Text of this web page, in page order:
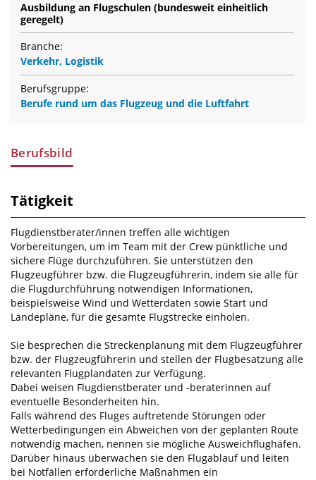
Ausbildung an Flugschulen (bundesweit einheitlich
geregelt)
Branche:
Verkehr, Logistik
Berufsgruppe:
Berufe rund um das Flugzeug und die Luftfahrt
Berufsbild
Tätigkeit
Flugdienstberater/innen treffen alle wichtigen
Vorbereitungen, um im Team mit der Crew pünktliche und
sichere Flüge durchzuführen. Sie unterstützen den
Flugzeugführer bzw. die Flugzeugführerin, in­dem sie alle für
die Flugdurchführung notwendigen Informationen,
beispielsweise Wind­ und Wetterda­ten sowie Start­ und
Landepläne, für die gesamte Flugstrecke einholen.
Sie besprechen die Streckenplanung mit dem Flugzeugführer
bzw. der Flugzeugführerin und stellen der Flugbesatzung alle
relevanten Flugplandaten zur Verfügung.
Dabei weisen Flugdienstberater und ‑beraterinnen auf
eventuelle Besonderheiten hin.
Falls während des Fluges auftretende Störungen oder
Wetterbedingungen ein Abweichen von der geplanten Route
notwendig machen, nennen sie mögliche Ausweichflughäfen.
Darüber hinaus überwachen sie den Flugablauf und leiten
bei Notfällen erforderliche Maßnahmen ein